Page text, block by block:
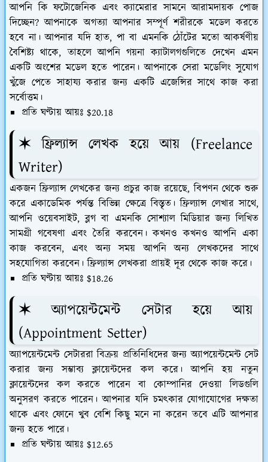
আপনি কি ফটোজেনিক এবং ক্যামেরার সামনে আরামদায়ক পোজ
দিচ্ছেন? আপনাকে অগত্যা আপনার সম্পূর্ণ শরীরকে মডেল করতে
হবে না। আপনার যদি হাত, পা বা এমনকি ঠোঁটের মতো আকর্ষণীয়
বৈশিষ্ট্য থাকে, তাহলে আপনি গয়না ক্যাটালগগুলিতে দেখেন এমন
একটি অংশের মডেল হতে পারেন। আপনাকে সেরা মডেলিং সুযোগ
খুঁজে পেতে সাহায্য করার জন্য একটি এজেন্সির সাথে কাজ করা
সর্বোত্তম।
প্রতি ঘণ্টায় আয়ঃ $20.18
✶ ফ্রিল্যান্স লেখক হয়ে আয় (Freelance
Writer)
একজন ফ্রিল্যান্স লেখকের জন্য প্রচুর কাজ রয়েছে, বিপণন থেকে শুরু
করে একাডেমিক পর্যন্ত বিভিন্ন ক্ষেত্রে বিস্তৃত। ফ্রিল্যান্স লেখার সাথে,
আপনি ওয়েবসাইট, ব্লগ বা এমনকি সোশ্যাল মিডিয়ার জন্য লিখিত
সামগ্রী গবেষণা এবং তৈরি করবেন। কখনও কখনও আপনি একা
কাজ করবেন, এবং অন্য সময় আপনি অন্য লেখকদের সাথে
সহযোগিতা করবেন। ফ্রিল্যান্স লেখকরা প্রায়ই দূর থেকে কাজ করে।
প্রতি ঘণ্টায় আয়ঃ $18.26
✶ অ্যাপয়েন্টমেন্ট সেটার হয়ে আয়
(Appointment Setter)
অ্যাপয়েন্টমেন্ট সেটাররা বিক্রয় প্রতিনিধিদের জন্য অ্যাপয়েন্টমেন্ট সেট
করার জন্য সম্ভাব্য ক্লায়েন্টদের কল করে। আপনি হয় নতুন
ক্লায়েন্টদের কল করতে পারেন বা কোম্পানির দেওয়া লিডগুলি
অনুসরণ করতে পারেন। আপনার যদি চমৎকার যোগাযোগের দক্ষতা
থাকে এবং ফোনে খুব বেশি কিছু মনে না করেন তবে এটি আপনার
জন্য হতে পারে।
প্রতি ঘণ্টায় আয়ঃ $12.65